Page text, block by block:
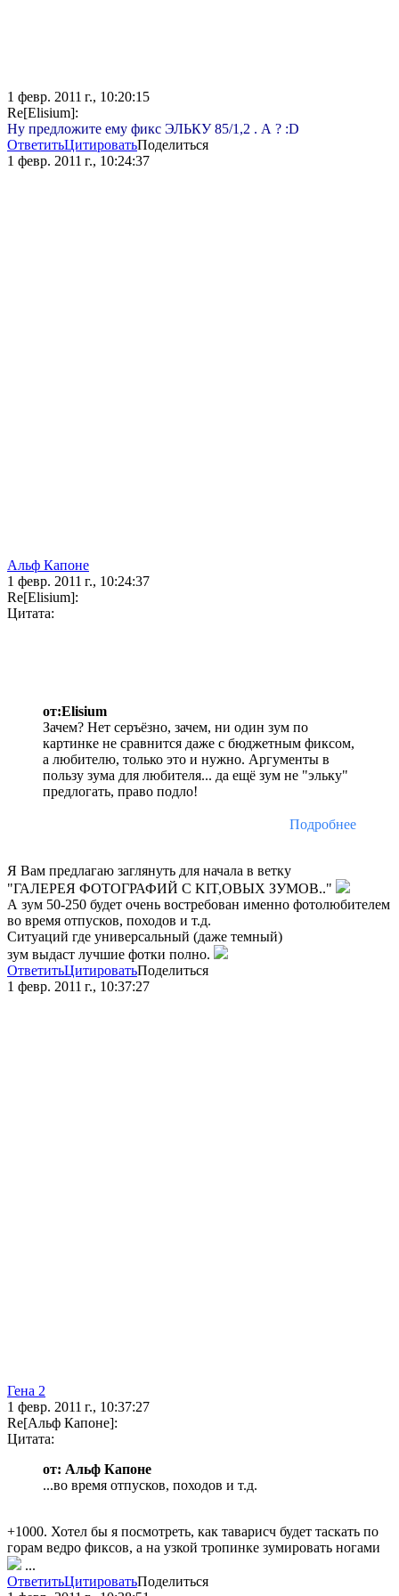
1 февр. 2011 г., 10:20:15
Re[Elisium]:
Ну предложите ему фикс ЭЛЬКУ 85/1,2 . А ? :D
ОтветитьЦитироватьПоделиться
1 февр. 2011 г., 10:24:37
Альф Капоне
1 февр. 2011 г., 10:24:37
Re[Elisium]:
Цитата:
от:Elisium
Зачем? Нет серъёзно, зачем, ни один зум по
картинке не сравнится даже с бюджетным фиксом,
а любителю, только это и нужно. Аргументы в
пользу зума для любителя... да ещё зум не "эльку"
предлогать, право подло!
Подробнее
Я Вам предлагаю заглянуть для начала в ветку
"ГАЛЕРЕЯ ФОТОГРАФИЙ С KIT,ОВЫХ ЗУМОВ.."
А зум 50-250 будет очень востребован именно фотолюбителем
во время отпусков, походов и т.д.
Ситуаций где универсальный (даже темный)
зум выдаст лучшие фотки полно.
ОтветитьЦитироватьПоделиться
1 февр. 2011 г., 10:37:27
Гена 2
1 февр. 2011 г., 10:37:27
Re[Альф Капоне]:
Цитата:
от: Альф Капоне
...во время отпусков, походов и т.д.
+1000. Хотел бы я посмотреть, как таварисч будет таскать по
горам ведро фиксов, а на узкой тропинке зумировать ногами
...
ОтветитьЦитироватьПоделиться